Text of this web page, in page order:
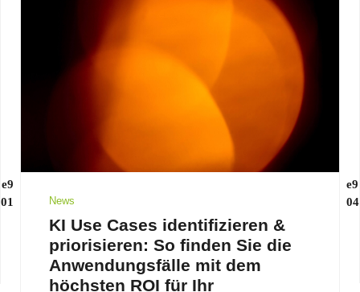
News
KI Use Cases identifizieren &
priorisieren: So finden Sie die
Anwendungsfälle mit dem
höchsten ROI für Ihr